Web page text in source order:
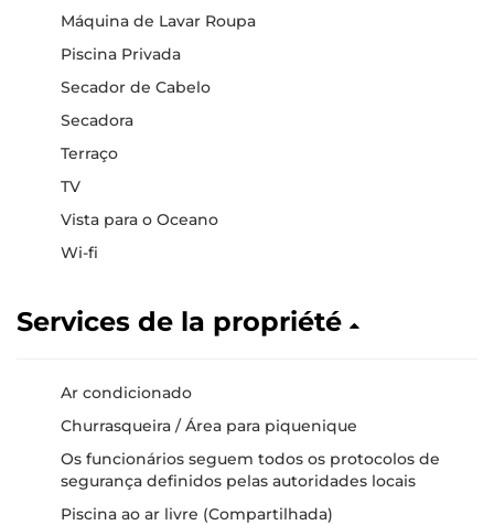
Máquina de Lavar Roupa
Piscina Privada
Secador de Cabelo
Secadora
Terraço
TV
Vista para o Oceano
Wi-fi
Services de la propriété
Ar condicionado
Churrasqueira / Área para piquenique
Os funcionários seguem todos os protocolos de
segurança definidos pelas autoridades locais
Piscina ao ar livre (Compartilhada)